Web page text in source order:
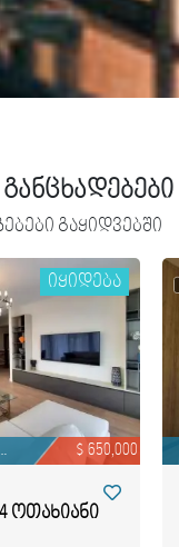
გაყიდვებში
იყიდება
$ 650,000
ოთახიანი